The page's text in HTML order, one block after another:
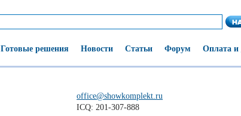
Готовые решения Новости Статьи Форум Оплата и
office@showkomplekt.ru
ICQ: 201-307-888